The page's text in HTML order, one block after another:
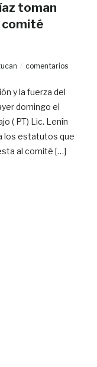
toman
comentarios
y la fuerza del
domingo el
( PT) Lic. Lenín
los estatutos que
al comité […]